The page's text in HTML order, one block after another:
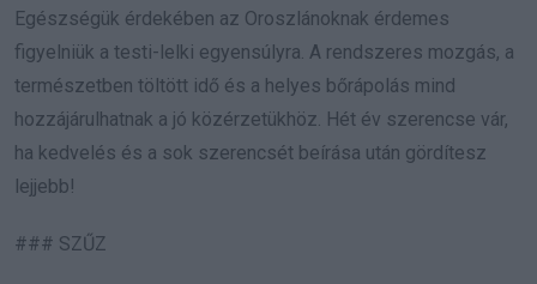
Egészségük érdekében az Oroszlánoknak érdemes
figyelniük a testi-lelki egyensúlyra. A rendszeres mozgás, a
természetben töltött idő és a helyes bőrápolás mind
hozzájárulhatnak a jó közérzetükhöz. Hét év szerencse vár,
ha kedvelés és a sok szerencsét beírása után gördítesz
lejjebb!
### SZŰZ